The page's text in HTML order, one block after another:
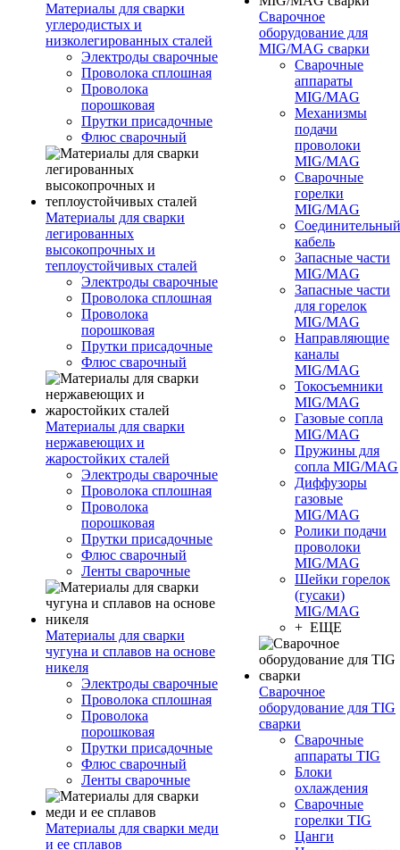
Материалы для сварки
углеродистых и
низколегированных сталей
Электроды сварочные
Проволока сплошная
Проволока
порошковая
Прутки присадочные
Флюс сварочный
Материалы для сварки
легированных
высокопрочных и
теплоустойчивых сталей
Электроды сварочные
Проволока сплошная
Проволока
порошковая
Прутки присадочные
Флюс сварочный
Материалы для сварки
нержавеющих и
жаростойких сталей
Электроды сварочные
Проволока сплошная
Проволока
порошковая
Прутки присадочные
Флюс сварочный
Ленты сварочные
Материалы для сварки
чугуна и сплавов на основе
никеля
Электроды сварочные
Проволока сплошная
Проволока
порошковая
Прутки присадочные
Флюс сварочный
Ленты сварочные
Материалы для сварки меди
и ее сплавов
Сварочное
оборудование для
MIG/MAG сварки
Сварочные
аппараты
MIG/MAG
Механизмы
подачи
проволоки
MIG/MAG
Сварочные
горелки
MIG/MAG
Соединительный
кабель
Запасные части
MIG/MAG
Запасные части
для горелок
MIG/MAG
Направляющие
каналы
MIG/MAG
Токосъемники
MIG/MAG
Газовые сопла
MIG/MAG
Пружины для
сопла MIG/MAG
Диффузоры
газовые
MIG/MAG
Ролики подачи
проволоки
MIG/MAG
Шейки горелок
(гусаки)
MIG/MAG
+ ЕЩЕ
Сварочное
оборудование для TIG
сварки
Сварочные
аппараты TIG
Блоки
охлаждения
Сварочные
горелки TIG
Цанги